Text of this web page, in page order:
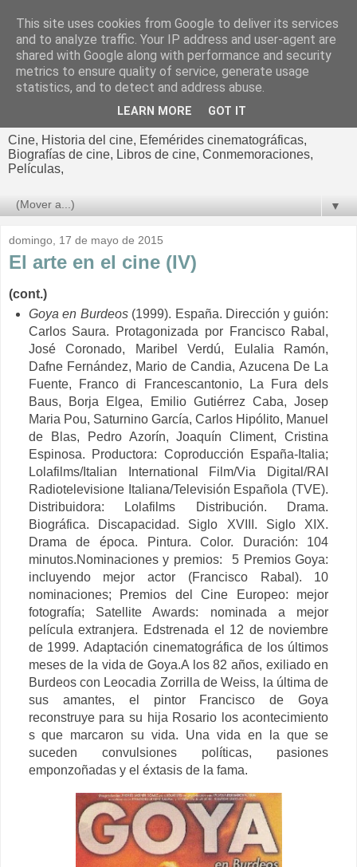
El cultural
cinematográfico de Jorge
Cine, Historia del cine, Efemérides cinematográficas,
Biografías de cine, Libros de cine, Conmemoraciones,
Películas,
▼
domingo, 17 de mayo de 2015
El arte en el cine (IV)
(cont.)
Goya en Burdeos(1999). España. Dirección y guión:
Carlos Saura. Protagonizada por Francisco Rabal,
José Coronado, Maribel Verdú, Eulalia Ramón,
Dafne Fernández, Mario de Candia, Azucena De La
Fuente, Franco di Francescantonio, La Fura dels
Baus, Borja Elgea, Emilio Gutiérrez Caba, Josep
Maria Pou, Saturnino García, Carlos Hipólito, Manuel
de Blas, Pedro Azorín, Joaquín Climent, Cristina
Espinosa. Productora: Coproducción España-Italia;
Lolafilms/Italian International Film/Via Digital/RAI
Radiotelevisione Italiana/Televisión Española (TVE).
Distribuidora: Lolafilms Distribución. Drama.
Biográfica. Discapacidad. Siglo XVIII. Siglo XIX.
Drama de época. Pintura. Color. Duración: 104
minutos.Nominaciones y premios: 5 Premios Goya:
incluyendo mejor actor (Francisco Rabal). 10
nominaciones;
Premios del Cine Europeo: mejor
fotografía; Satellite Awards: nominada a mejor
película extranjera. Edstrenada el 12 de noviembre
de 1999.Adaptación cinematográfica de los últimos
meses de la vida de Goya.A los 82 años, exiliado en
Burdeos con Leocadia Zorrilla de Weiss, la última de
sus amantes, el pintor Francisco de Goya
reconstruye para su hija Rosario los acontecimiento
s que marcaron su vida. Una vida en la que se
suceden convulsiones políticas, pasiones
emponzoñadas y el éxtasis de la fama.
This site uses cookies from Google to deliver its services
and to analyze traffic. Your IP address and user-agent are
shared with Google along with performance and security
metrics to ensure quality of service, generate usage
statistics, and to detect and address abuse.
LEARN MORE GOT IT